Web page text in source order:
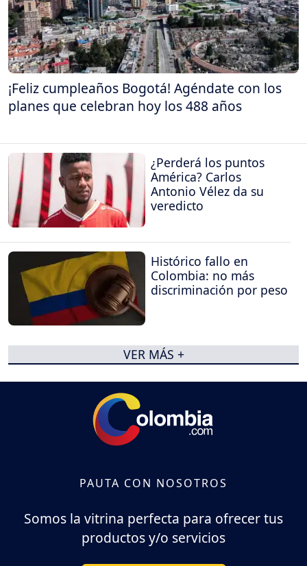
¡Feliz cumpleaños Bogotá! Agéndate con los
planes que celebran hoy los 488 años
¿Perderá los puntos
América? Carlos
Antonio Vélez da su
veredicto
Histórico fallo en
Colombia: no más
discriminación por peso
VER MÁS +
PAUTA CON NOSOTROS
Somos la vitrina perfecta para ofrecer tus
productos y/o servicios